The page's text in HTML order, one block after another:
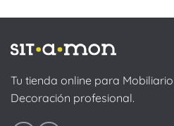
Tu tienda online para
Decoración profesional.